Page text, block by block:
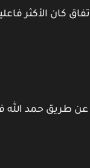
كان الأكثر
حمد الله في